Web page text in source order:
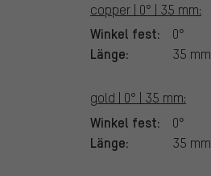
copper | 0° | 35 mm:
Winkel fest: 0°
Länge: 35 mm
gold | 0° | 35 mm:
Winkel fest: 0°
Länge: 35 mm